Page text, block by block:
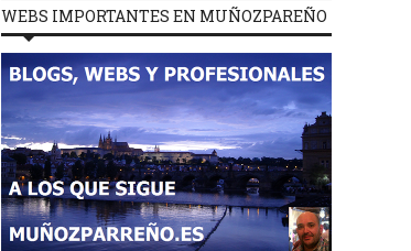
WEBS IMPORTANTES EN MUÑOZPAREÑO